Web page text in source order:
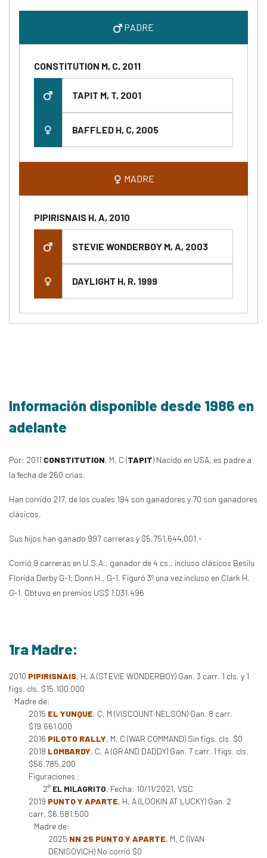
PADRE
CONSTITUTION M, C, 2011
TAPIT M, T, 2001
BAFFLED H, C, 2005
MADRE
PIPIRISNAIS H, A, 2010
STEVIE WONDERBOY M, A, 2003
DAYLIGHT H, R, 1999
Información disponible desde 1986 en
adelante
Por: 2011 CONSTITUTION, M, C (TAPIT) Nacido en USA, es padre a
la fecha de 260 crías.
Han corrido 217, de los cuales 194 son ganadores y 70 son ganadores
clásicos.
Sus hijos han ganado 997 carreras y $5,751,644,001.-
Corrió 9 carreras en U.S.A., ganador de 4 cs., incluso clásicos Besilu
Florida Derby G-1; Donn H., G-1. Figuró 3º una vez incluso en Clark H.
G-1. Obtuvo en premios US$ 1.031.496
1ra Madre:
2010 PIPIRISNAIS, H, A (STEVIE WONDERBOY) Gan. 3 carr. 1 cls. y 1
figs. cls. $15.100.000
Madre de:
2015 EL YUNQUE, C, M (VISCOUNT NELSON) Gan. 8 carr.
$19.661.000
2016 PILOTO RALLY, M, C (WAR COMMAND) Sin figs. cls. $0
2018 LOMBARDY, C, A (GRAND DADDY) Gan. 7 carr. 1 figs. cls.
$56.785.200
Figuraciones :
2° EL MILAGRITO, Fecha: 10/11/2021, VSC
2019 PUNTO Y APARTE, H, A (LOOKIN AT LUCKY) Gan. 2
carr. $6.581.500
Madre de:
2025 NN 25 PUNTO Y APARTE, M, C (IVAN
DENISOVICH) No corrió $0